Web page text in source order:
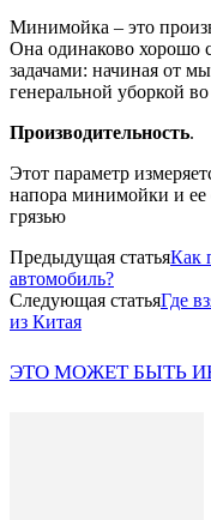
Минимойка – это
Она одинаково хорошо
задачами: начиная от
генеральной уборкой
Производительность.
Этот параметр
напора минимойки и ее
грязью
Предыдущая статьяКак
автомобиль?
Следующая статьяГде
из Китая
ЭТО МОЖЕТ БЫТЬ